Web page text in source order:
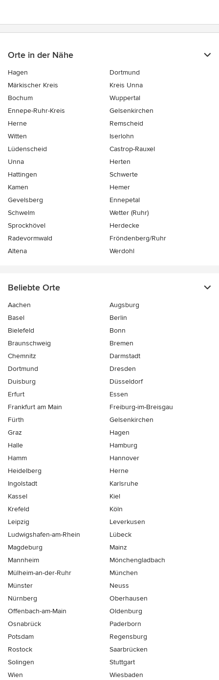
Orte in der Nähe
Hagen
Dortmund
Märkischer Kreis
Kreis Unna
Bochum
Wuppertal
Ennepe-Ruhr-Kreis
Gelsenkirchen
Herne
Remscheid
Witten
Iserlohn
Lüdenscheid
Castrop-Rauxel
Unna
Herten
Hattingen
Schwerte
Kamen
Hemer
Gevelsberg
Ennepetal
Schwelm
Wetter (Ruhr)
Sprockhövel
Herdecke
Radevormwald
Fröndenberg/Ruhr
Altena
Werdohl
Beliebte Orte
Aachen
Augsburg
Basel
Berlin
Bielefeld
Bonn
Braunschweig
Bremen
Chemnitz
Darmstadt
Dortmund
Dresden
Duisburg
Düsseldorf
Erfurt
Essen
Frankfurt am Main
Freiburg-im-Breisgau
Fürth
Gelsenkirchen
Graz
Hagen
Halle
Hamburg
Hamm
Hannover
Heidelberg
Herne
Ingolstadt
Karlsruhe
Kassel
Kiel
Krefeld
Köln
Leipzig
Leverkusen
Ludwigshafen-am-Rhein
Lübeck
Magdeburg
Mainz
Mannheim
Mönchen­gladbach
Mülheim-an-der-Ruhr
München
Münster
Neuss
Nürnberg
Oberhausen
Offenbach-am-Main
Oldenburg
Osnabrück
Paderborn
Potsdam
Regensburg
Rostock
Saarbrücken
Solingen
Stuttgart
Wien
Wiesbaden